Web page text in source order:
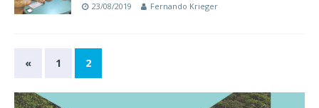
23/08/2019 Fernando Krieger
« 1 2